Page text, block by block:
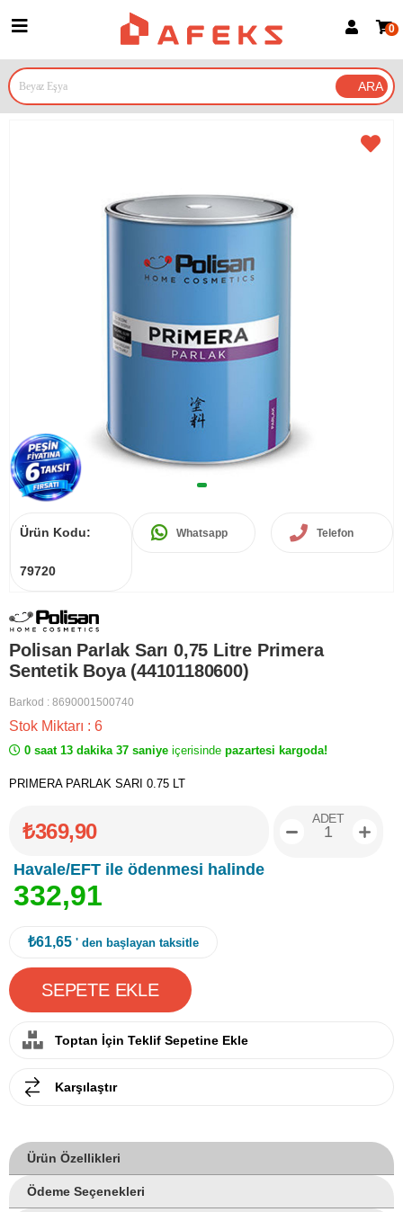
Google İle Bağlan
0
Ürün Kodu:
79720
Whatsapp Telefon
Polisan Parlak Sarı 0,75 Litre Primera
Sentetik Boya (44101180600)
Barkod : 8690001500740
Stok Miktarı : 6
0 saat 13 dakika 37 saniye içerisinde pazartesi kargoda!
PRIMERA PARLAK SARI 0.75 LT
₺369,90
Havale/EFT ile ödenmesi halinde
332,91
ADET
₺61,65 ' den başlayan taksitle
Toptan İçin Teklif Sepetine Ekle
Karşılaştır
Ürün Özellikleri
Ödeme Seçenekleri